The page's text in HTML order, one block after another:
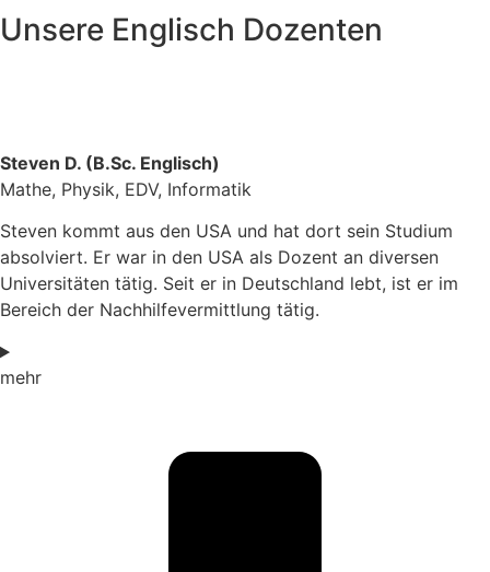
Unsere Englisch Dozenten
Steven D. (B.Sc. Englisch)
Mathe, Physik, EDV, Informatik
Steven kommt aus den USA und hat dort sein Studium
absolviert. Er war in den USA als Dozent an diversen
Universitäten tätig. Seit er in Deutschland lebt, ist er im
Bereich der Nachhilfevermittlung tätig.
mehr